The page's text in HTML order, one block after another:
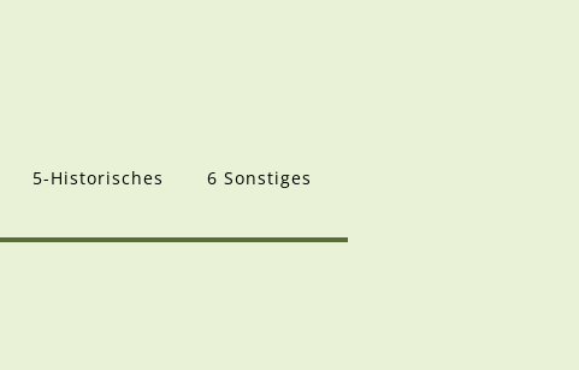
5-Historisches 6 Sonstiges